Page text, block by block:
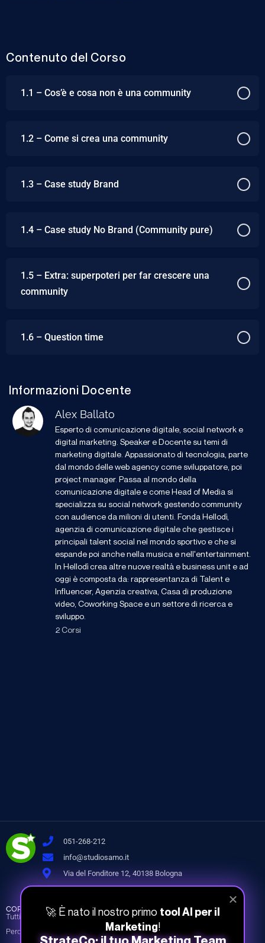
Contenuto del Corso
1.1 – Cos’è e cosa non è una community
1.2 – Come si crea una community
1.3 – Case study Brand
1.4 – Case study No Brand (Community pure)
1.5 – Extra: superpoteri per far crescere una
community
1.6 – Question time
Informazioni Docente
Alex Ballato
Esperto di comunicazione digitale, social network e
digital marketing. Speaker e Docente su temi di
marketing digitale. Appassionato di tecnologia, parte
dal mondo delle web agency come sviluppatore, poi
project manager. Passa al mondo della
comunicazione digitale e come Head of Media si
specializza su social network gestendo community
con audience da milioni di utenti. Fonda Hellodì,
agenzia di comunicazione digitale che gestisce i
principali talent social nel mondo sportivo e che si
espande poi anche nella musica e nell'entertainment.
In Hellodì crea altre nuove realtà e business unit e ad
oggi è composta da: rappresentanza di Talent e
Influencer, Agenzia creativa, Casa di produzione
video, Coworking Space e un settore di ricerca e
sviluppo.
2 Corsi
051-268-212
info@studiosamo.it
Via del Fonditore 12, 40138 Bologna
CORSI
Tutti i corsi
Percorsi
INFO
Piani e prezzi
Piani per team
COMPANY
Chi siamo
I nostri Docenti
🚀 È nato il nostro primo tool AI per il
Marketing!